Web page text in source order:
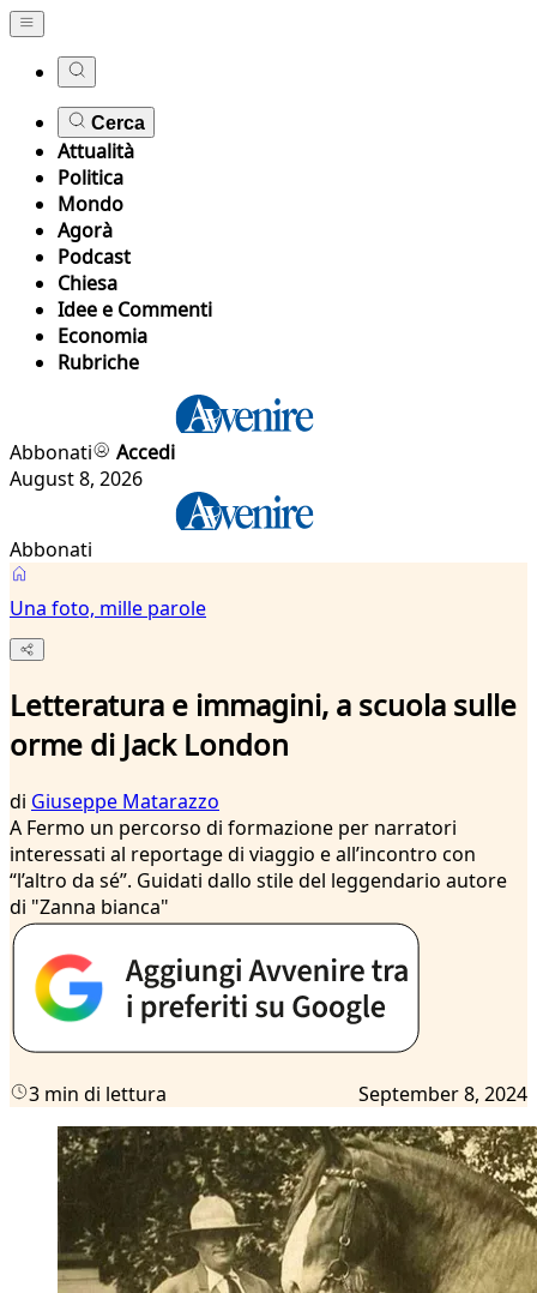
Cerca
Attualità
Politica
Mondo
Agorà
Podcast
Chiesa
Idee e Commenti
Economia
Rubriche
Abbonati
Accedi
August 8, 2026
Abbonati
Una foto, mille parole
Letteratura e immagini, a scuola sulle
orme di Jack London
di Giuseppe Matarazzo
A Fermo un percorso di formazione per narratori
interessati al reportage di viaggio e all’incontro con
“l’altro da sé”. Guidati dallo stile del leggendario autore
di "Zanna bianca"
3 min di lettura September 8, 2024